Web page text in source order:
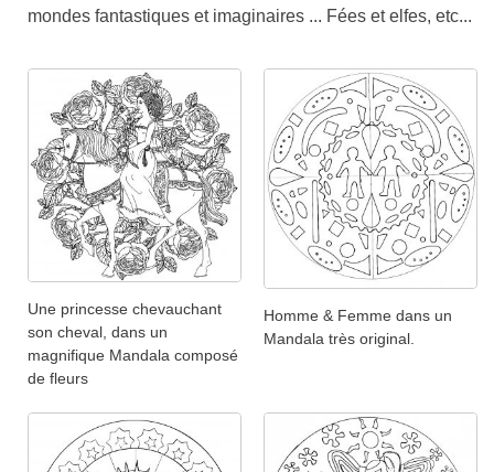
mondes fantastiques et imaginaires ... Fées et elfes, etc...
Une princesse chevauchant
son cheval, dans un
magnifique Mandala composé
de fleurs
Homme & Femme dans un
Mandala très original.